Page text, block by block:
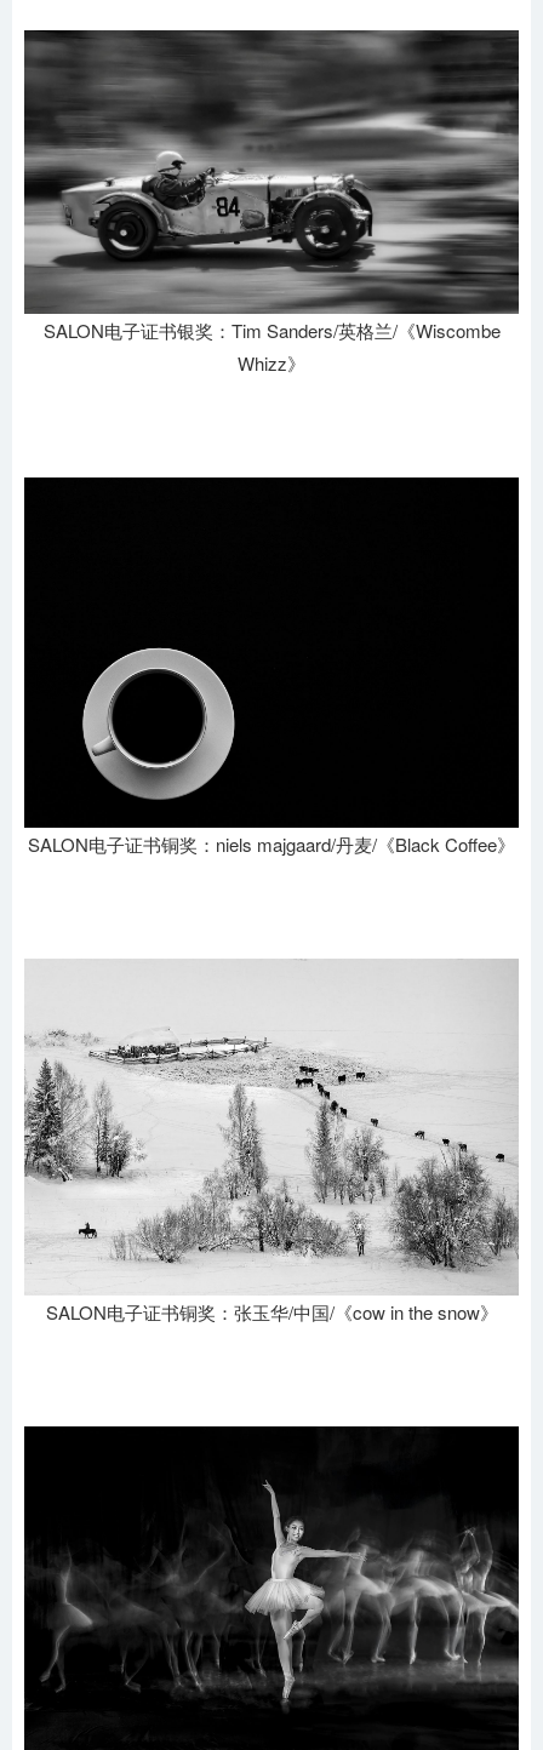
SALON电子证书银奖：Tim Sanders/英格兰/《Wiscombe
Whizz》
SALON电子证书铜奖：niels majgaard/丹麦/《Black Coffee》
SALON电子证书铜奖：张玉华/中国/《cow in the snow》